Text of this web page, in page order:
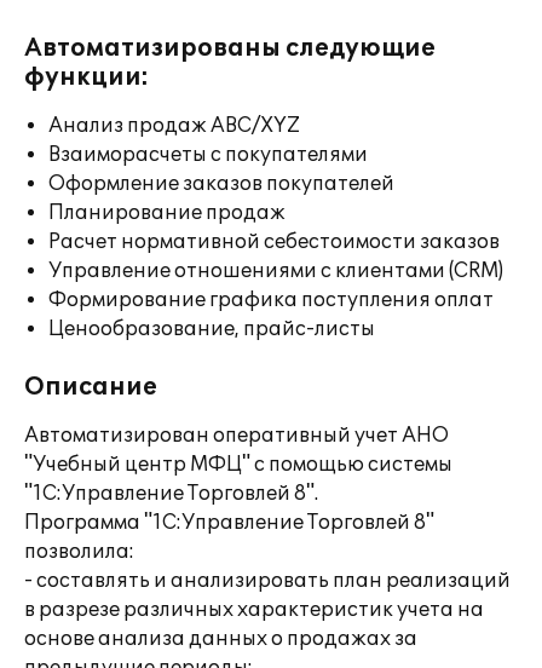
Автоматизированы следующие
функции:
Анализ продаж ABC/XYZ
Взаиморасчеты с покупателями
Оформление заказов покупателей
Планирование продаж
Расчет нормативной себестоимости заказов
Управление отношениями с клиентами (CRM)
Формирование графика поступления оплат
Ценообразование, прайс-листы
Описание
Автоматизирован оперативный учет АНО
"Учебный центр МФЦ" с помощью системы
"1С:Управление Торговлей 8".
Программа "1С:Управление Торговлей 8"
позволила:
- составлять и анализировать план реализаций
в разрезе различных характеристик учета на
основе анализа данных о продажах за